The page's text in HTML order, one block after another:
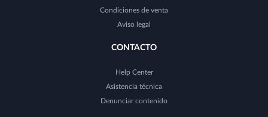
Condiciones de venta
Aviso legal
CONTACTO
Help Center
Asistencia técnica
Denunciar contenido